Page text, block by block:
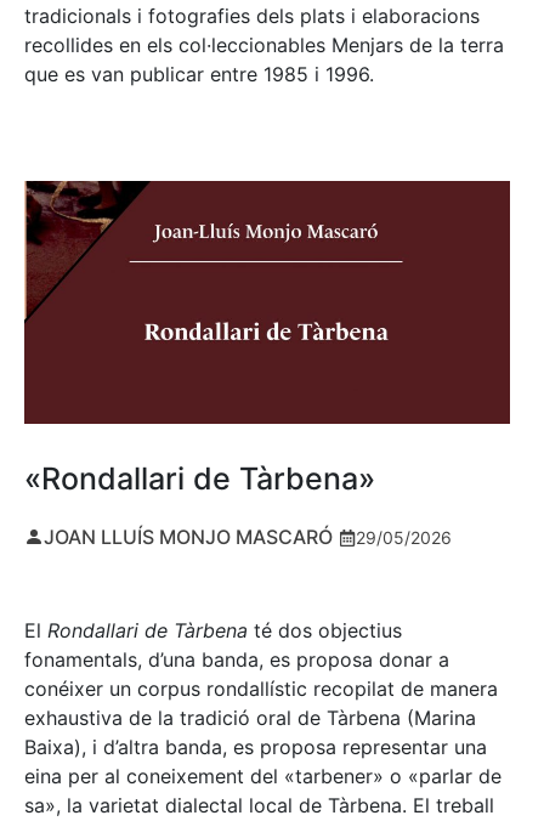
tradicionals i fotografies dels plats i elaboracions
recollides en els col·leccionables Menjars de la terra
que es van publicar entre 1985 i 1996.
«Rondallari de Tàrbena»
JOAN LLUÍS MONJO MASCARÓ 29/05/2026
El Rondallari de Tàrbena té dos objectius
fonamentals, d’una banda, es proposa donar a
conéixer un corpus rondallístic recopilat de manera
exhaustiva de la tradició oral de Tàrbena (Marina
Baixa), i d’altra banda, es proposa representar una
eina per al coneixement del «tarbener» o «parlar de
sa», la varietat dialectal local de Tàrbena. El treball